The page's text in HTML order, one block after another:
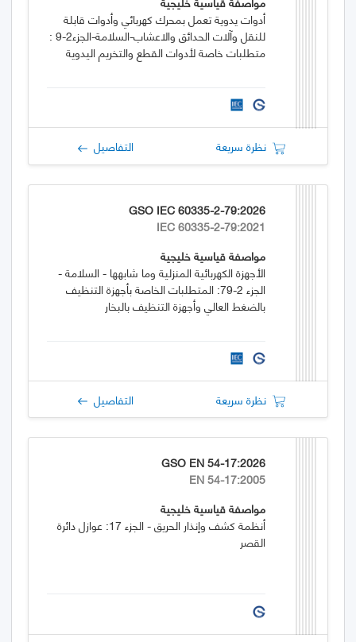
أدوات يدوية تعمل بمحرك كهربائي وأدوات قابلة
للنقل وآلات الحدائق والاعشاب-السلامة-الجزء2-9 :
متطلبات خاصة لأدوات القطع والتخريم اليدوية
نظرة سريعة التفاصيل
GSO IEC 60335-2-79:2026
IEC 60335-2-79:2021
مواصفة قياسية خليجية
الأجهزة الكهربائية المنزلية وما شابهها - السلامة -
الجزء 2-79: المتطلبات الخاصة بأجهزة التنظيف
بالضغط العالي وأجهزة التنظيف بالبخار
نظرة سريعة التفاصيل
GSO EN 54-17:2026
EN 54-17:2005
مواصفة قياسية خليجية
أنظمة كشف وإنذار الحريق - الجزء 17: عوازل دائرة
القصر